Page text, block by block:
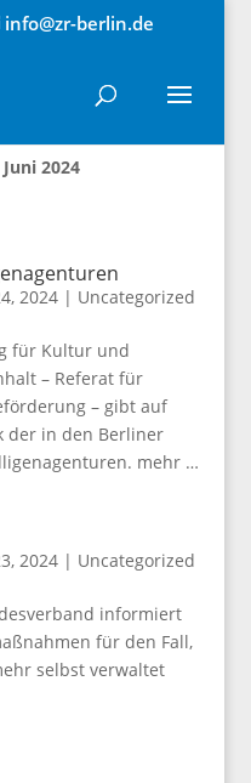
info@zr-berlin.de
Juni 2024
2024| Uncategorized
für Kultur und
– Referat für
– gibt auf
der in den Berliner
mehr …
2024| Uncategorized
informiert
für den Fall,
selbst verwaltet